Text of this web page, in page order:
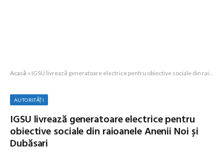
Acasă » IGSU livrează generatoare electrice pentru obiective sociale din raioanele Anenii Noi și Dubăsari
AUTORITĂȚI
IGSU livrează generatoare electrice pentru
obiective sociale din raioanele Anenii Noi și
Dubăsari